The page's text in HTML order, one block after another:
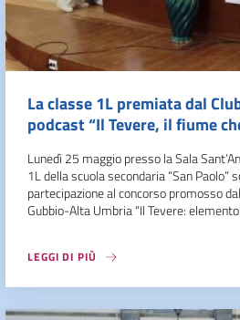
La classe 1L premiata dal
podcast “Il Tevere, il fiume
Lunedì 25 maggio presso la Sala
1L della scuola secondaria “San
partecipazione al concorso promosso
Gubbio-Alta Umbria “Il Tevere:
LEGGI DI PIÙ